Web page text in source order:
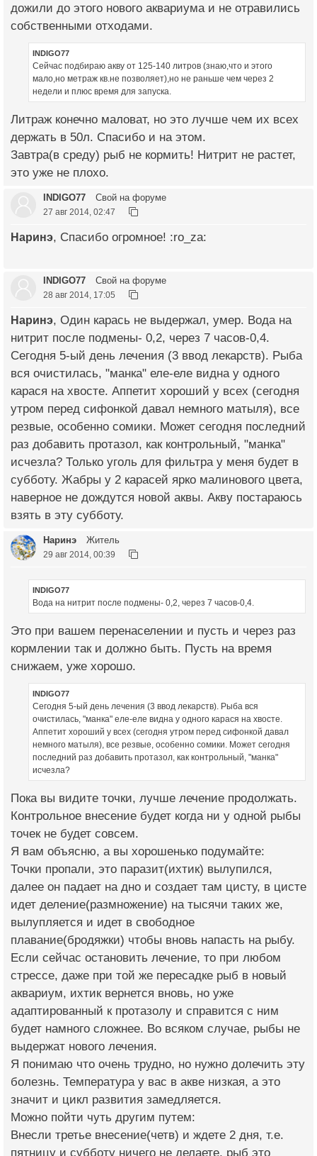
дожили до этого нового аквариума и не отравились
собственными отходами.
INDIGO77
Сейчас подбираю акву от 125-140 литров (знаю,что и этого
мало,но метраж кв.не позволяет),но не раньше чем через 2
недели и плюс время для запуска.
Литраж конечно маловат, но это лучше чем их всех
держать в 50л. Спасибо и на этом.
Завтра(в среду) рыб не кормить! Нитрит не растет,
это уже не плохо.
INDIGO77 Свой на форуме
27 авг 2014, 02:47
Наринэ, Спасибо огромное! :ro_za:
INDIGO77 Свой на форуме
28 авг 2014, 17:05
Наринэ, Один карась не выдержал, умер. Вода на
нитрит после подмены- 0,2, через 7 часов-0,4.
Сегодня 5-ый день лечения (3 ввод лекарств). Рыба
вся очистилась, "манка" еле-еле видна у одного
карася на хвосте. Аппетит хороший у всех (сегодня
утром перед сифонкой давал немного матыля), все
резвые, особенно сомики. Может сегодня последний
раз добавить протазол, как контрольный, "манка"
исчезла? Только уголь для фильтра у меня будет в
субботу. Жабры у 2 карасей ярко малинового цвета,
наверное не дождутся новой аквы. Акву постараюсь
взять в эту субботу.
Наринэ Житель
29 авг 2014, 00:39
INDIGO77
Вода на нитрит после подмены- 0,2, через 7 часов-0,4.
Это при вашем перенаселении и пусть и через раз
кормлении так и должно быть. Пусть на время
снижаем, уже хорошо.
INDIGO77
Сегодня 5-ый день лечения (3 ввод лекарств). Рыба вся
очистилась, "манка" еле-еле видна у одного карася на хвосте.
Аппетит хороший у всех (сегодня утром перед сифонкой давал
немного матыля), все резвые, особенно сомики. Может сегодня
последний раз добавить протазол, как контрольный, "манка"
исчезла?
Пока вы видите точки, лучше лечение продолжать.
Контрольное внесение будет когда ни у одной рыбы
точек не будет совсем.
Я вам объясню, а вы хорошенько подумайте:
Точки пропали, это паразит(ихтик) вылупился,
далее он падает на дно и создает там цисту, в цисте
идет деление(размножение) на тысячи таких же,
вылупляется и идет в свободное
плавание(бродяжки) чтобы вновь напасть на рыбу.
Если сейчас остановить лечение, то при любом
стрессе, даже при той же пересадке рыб в новый
аквариум, ихтик вернется вновь, но уже
адаптированный к протазолу и справится с ним
будет намного сложнее. Во всяком случае, рыбы не
выдержат нового лечения.
Я понимаю что очень трудно, но нужно долечить эту
болезнь. Температура у вас в акве низкая, а это
значит и цикл развития замедляется.
Можно пойти чуть другим путем:
Внесли третье внесение(четв) и ждете 2 дня, т.е.
пятницу и субботу ничего не делаете, рыб это